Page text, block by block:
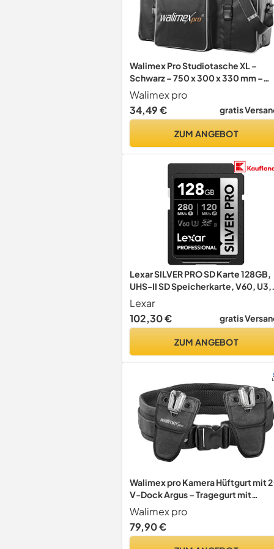
Walimex Pro Studiotasche XL –
Schwarz – 750 x 300 x 330 mm –
Fototasche für Studioblitz,
Reflektoren, Stative und anderes
Studiozubehör – Foto Equipment
Walimex pro
34,49 €
gratis
ZUM ANGEBOT
Lexar SILVER PRO SD Karte 128GB,
UHS-II SD Speicherkarte, V60, U3,
C10, bis zu 280MB/s Lesen, 120MB/
Schreiben, SDXC-Karte für
DSLR/Kamera/Fotografen/
BNNAA)
Lexar
102,30 €
gratis
ZUM ANGEBOT
Walimex pro Kamera Hüftgurt mit
V-Dock Argus – Tragegurt mit
Holster für Fotoshooting und
Outdoor Fotografie – V Clip
Kameraholster mit Bauchgurt
Walimex pro
79,90 €